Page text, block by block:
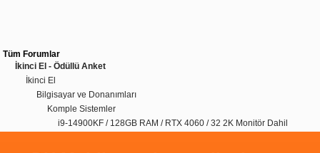
Tüm Forumlar
İkinci El - Ödüllü Anket
İkinci El
Bilgisayar ve Donanımları
Komple Sistemler
i9-14900KF / 128GB RAM / RTX 4060 / 32 2K Monitör Dahil